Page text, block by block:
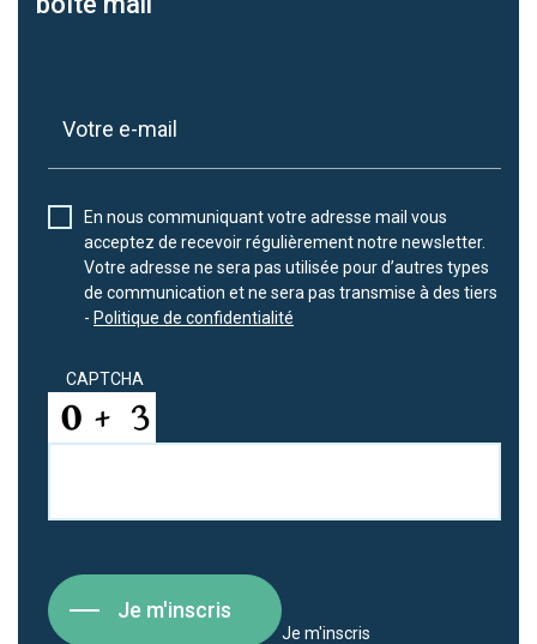
En nous communiquant votre adresse mail vous
acceptez de recevoir régulièrement notre newsletter.
Votre adresse ne sera pas utilisée pour d’autres types
de communication et ne sera pas transmise à des tiers
- Politique de confidentialité
CAPTCHA
Je m'inscris
Je m'inscris